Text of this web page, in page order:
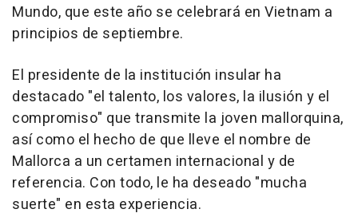
Mundo, que este año se celebrará en Vietnam a
principios de septiembre.
El presidente de la institución insular ha
destacado "el talento, los valores, la ilusión y el
compromiso" que transmite la joven mallorquina,
así como el hecho de que lleve el nombre de
Mallorca a un certamen internacional y de
referencia. Con todo, le ha deseado "mucha
suerte" en esta experiencia.